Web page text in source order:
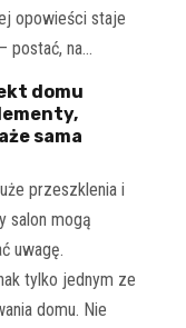
opowieści staje
postać, na…
domu
sama
przeszklenia i
salon mogą
uwagę.
tylko jednym ze
domu. Nie